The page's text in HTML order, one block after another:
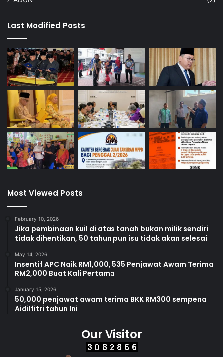
Last Modified Posts
Most Viewed Posts
February 10, 2026
Jika pembinaan kuil di atas tanah bukan milik sendiri
tidak dihentikan, 50 tahun pun isu tidak akan selesai
May 14, 2026
Insentif APC Naik RM1,000, 535 Penjawat Awam Terima
RM2,000 Buat Kali Pertama
January 15, 2026
50,000 penjawat awam terima BKK RM300 sempena
Aidilfitri tahun Ini
Our Visitor